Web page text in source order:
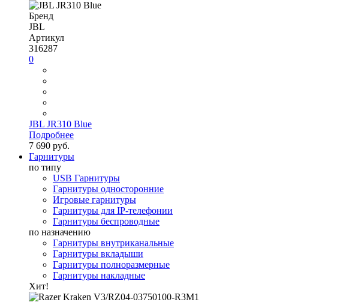
Бренд
JBL
Артикул
316287
0
JBL JR310 Blue
Подробнее
7 690 руб.
Гарнитуры
по типу
USB Гарнитуры
Гарнитуры односторонние
Игровые гарнитуры
Гарнитуры для IP-телефонии
Гарнитуры беспроводные
по назначению
Гарнитуры внутриканальные
Гарнитуры вкладыши
Гарнитуры полноразмерные
Гарнитуры накладные
Хит!